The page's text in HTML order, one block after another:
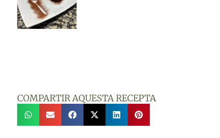
COMPARTIR AQUESTA RECEPTA